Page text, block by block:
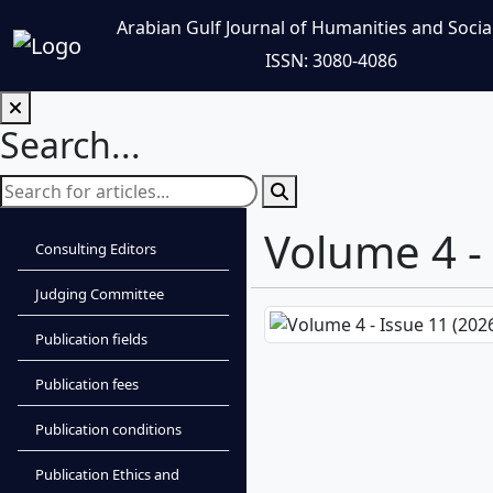
Arabian Gulf Journal of Humanities and
ISSN: 3080-4086
Search...
Consulting Editors
Judging Committee
Publication fields
Publication fees
Publication conditions
Publication Ethics and
Volume 4